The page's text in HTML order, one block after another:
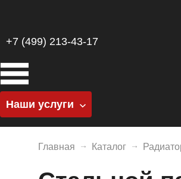
+7 (499) 213-43-17
Наши услуги
Котельные
Отопление
Главная Каталог